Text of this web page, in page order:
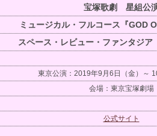
宝塚歌劇 星組公
ミュージカル・フルコース『GOD
スペース・レビュー・ファンタジ
東京公演：2019年9月6日（金）～
会場：東京宝塚劇場
公式サイト